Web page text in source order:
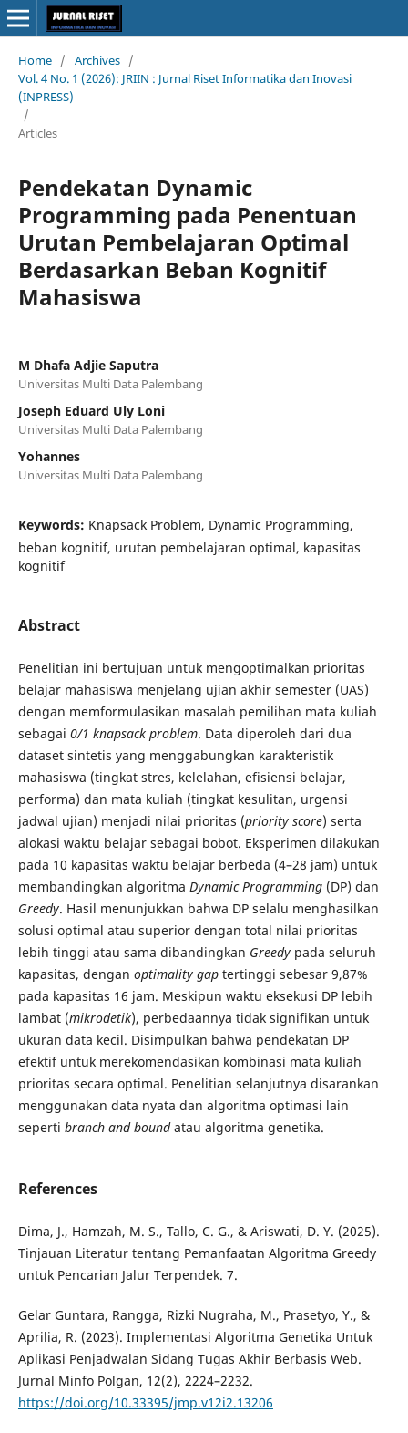
Home / Archives /
Vol. 4 No. 1 (2026): JRIIN : Jurnal Riset Informatika dan Inovasi
(INPRESS)
/
Articles
Pendekatan Dynamic
Programming pada Penentuan
Urutan Pembelajaran Optimal
Berdasarkan Beban Kognitif
Mahasiswa
M Dhafa Adjie Saputra
Universitas Multi Data Palembang
Joseph Eduard Uly Loni
Universitas Multi Data Palembang
Yohannes
Universitas Multi Data Palembang
Keywords: Knapsack Problem, Dynamic Programming,
beban kognitif, urutan pembelajaran optimal, kapasitas
kognitif
Abstract
Penelitian ini bertujuan untuk mengoptimalkan prioritas
belajar mahasiswa menjelang ujian akhir semester (UAS)
dengan memformulasikan masalah pemilihan mata kuliah
sebagai 0/1 knapsack problem. Data diperoleh dari dua
dataset sintetis yang menggabungkan karakteristik
mahasiswa (tingkat stres, kelelahan, efisiensi belajar,
performa) dan mata kuliah (tingkat kesulitan, urgensi
jadwal ujian) menjadi nilai prioritas (priority score) serta
alokasi waktu belajar sebagai bobot. Eksperimen dilakukan
pada 10 kapasitas waktu belajar berbeda (4–28 jam) untuk
membandingkan algoritma Dynamic Programming(DP) dan
Greedy. Hasil menunjukkan bahwa DP selalu menghasilkan
solusi optimal atau superior dengan total nilai prioritas
lebih tinggi atau sama dibandingkan Greedypada seluruh
kapasitas, dengan optimality gaptertinggi sebesar 9,87%
pada kapasitas 16 jam. Meskipun waktu eksekusi DP lebih
lambat (mikrodetik), perbedaannya tidak signifikan untuk
ukuran data kecil. Disimpulkan bahwa pendekatan DP
efektif untuk merekomendasikan kombinasi mata kuliah
prioritas secara optimal. Penelitian selanjutnya disarankan
menggunakan data nyata dan algoritma optimasi lain
seperti branch and boundatau algoritma genetika.
References
Dima, J., Hamzah, M. S., Tallo, C. G., & Ariswati, D. Y. (2025).
Tinjauan Literatur tentang Pemanfaatan Algoritma Greedy
untuk Pencarian Jalur Terpendek. 7.
Gelar Guntara, Rangga, Rizki Nugraha, M., Prasetyo, Y., &
Aprilia, R. (2023). Implementasi Algoritma Genetika Untuk
Aplikasi Penjadwalan Sidang Tugas Akhir Berbasis Web.
Jurnal Minfo Polgan, 12(2), 2224–2232.
https://doi.org/10.33395/jmp.v12i2.13206